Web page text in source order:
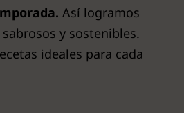
Así logramos
y sostenibles.
ideales para cada